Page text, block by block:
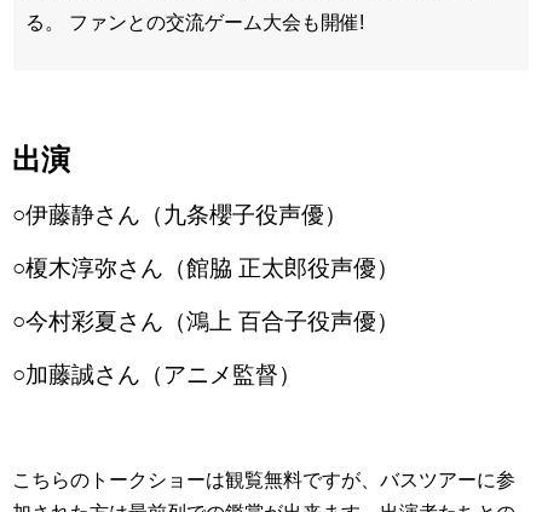
る。
ファンとの交流ゲーム大会も開催!
出演
○伊藤静さん（九条櫻子役声優）
○榎木淳弥さん（館脇 正太郎役声優）
○今村彩夏さん（鴻上 百合子役声優）
○加藤誠さん（アニメ監督）
こちらのトークショーは観覧無料ですが、バスツアーに参